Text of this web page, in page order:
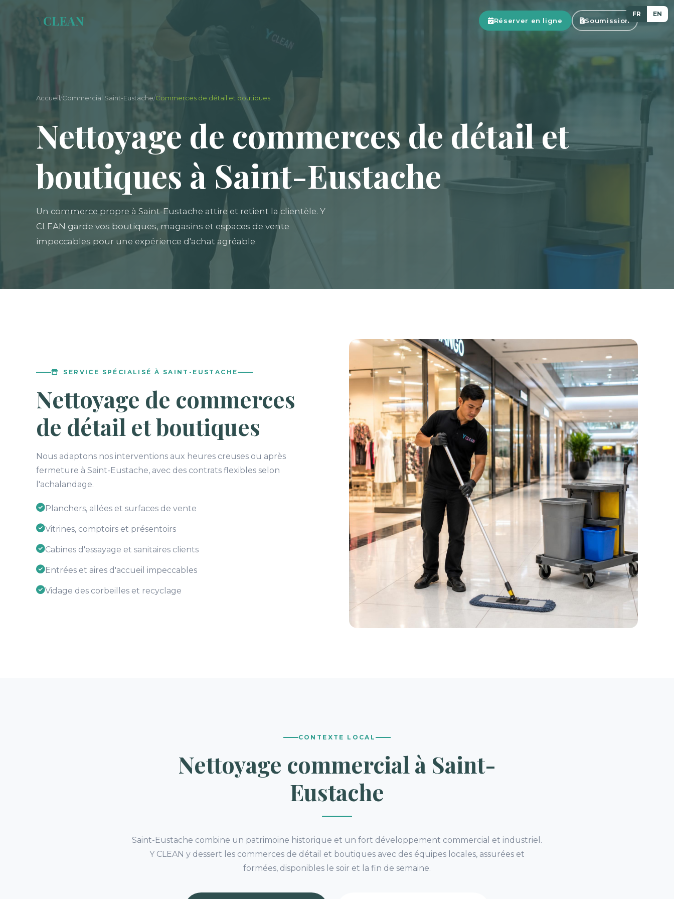
FR EN
CLEAN Réserver en ligne Soumission
Accueil/Commercial Saint-Eustache/Commerces de détail et boutiques
Nettoyage de commerces de détail et
boutiques à Saint-Eustache
Un commerce propre à Saint-Eustache attire et retient la clientèle. Y
CLEAN garde vos boutiques, magasins et espaces de vente
impeccables pour une expérience d'achat agréable.
SERVICE SPÉCIALISÉ À SAINT-EUSTACHE
Nettoyage de commerces
de détail et boutiques
Nous adaptons nos interventions aux heures creuses ou après
fermeture à Saint-Eustache, avec des contrats flexibles selon
l'achalandage.
Planchers, allées et surfaces de vente
Vitrines, comptoirs et présentoirs
Cabines d'essayage et sanitaires clients
Entrées et aires d'accueil impeccables
Vidage des corbeilles et recyclage
CONTEXTE LOCAL
Nettoyage commercial à Saint-
Eustache
Saint-Eustache combine un patrimoine historique et un fort développement commercial et industriel.
Y CLEAN y dessert les commerces de détail et boutiques avec des équipes locales, assurées et
formées, disponibles le soir et la fin de semaine.